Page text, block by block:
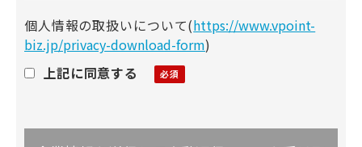
個人情報の取扱いについて(https://www.vpoint-
biz.jp/privacy-download-form)
上記に同意する